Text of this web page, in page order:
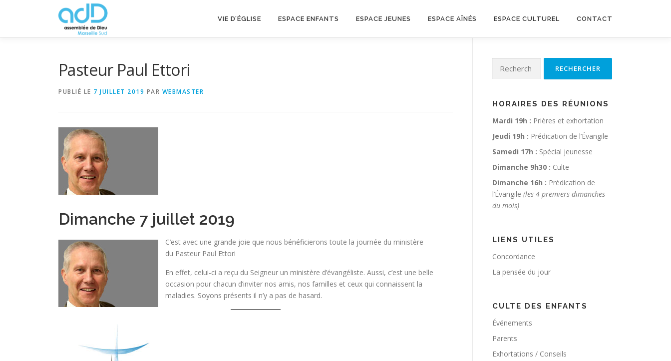
VIE D’ÉGLISE ESPACE ENFANTS ESPACE JEUNES ESPACE AÎNÉS ESPACE CULTUREL CONTACT
Pasteur Paul Ettori
PUBLIÉ LE 7 JUILLET 2019 PAR WEBMASTER
Dimanche 7 juillet 2019
C’est avec une grande joie que nous bénéficierons toute la journée du ministère
du Pasteur Paul Ettori
En effet, celui-ci a reçu du Seigneur un ministère d’évangéliste. Aussi, c’est une belle
occasion pour chacun d’inviter nos amis, nos familles et ceux qui connaissent la
maladies. Soyons présents il n’y a pas de hasard.
HORAIRES DES RÉUNIONS
Mardi 19h : Prières et exhortation
Jeudi 19h : Prédication de l’Évangile
Samedi 17h : Spécial jeunesse
Dimanche 9h30 : Culte
Dimanche 16h : Prédication de
l’Évangile (les 4 premiers dimanches
du mois)
LIENS UTILES
Concordance
La pensée du jour
CULTE DES ENFANTS
Événements
Parents
Exhortations / Conseils